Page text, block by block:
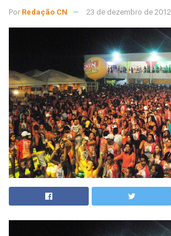
Por Redação CN 23 de dezembro de 2012